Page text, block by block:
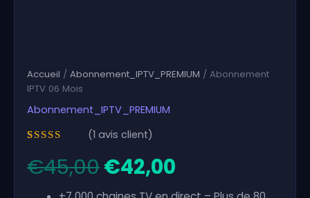
Accueil /Abonnement_IPTV_PREMIUM / Abonnement
IPTV 06 Mois
Abonnement_IPTV_PREMIUM
sur 5 basé
sur
notation
(1 avis client)
€45,00 Le
€42,00